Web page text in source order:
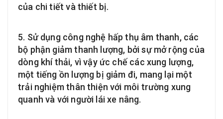
của chi tiết và thiết bị.
5. Sử dụng công nghệ hấp thụ âm thanh, các
bộ phận giảm thanh lượng, bởi sự mở rộng của
dòng khí thải, vì vậy ức chế các xung lượng,
một tiếng ồn lượng bị giảm đi, mang lại một
trải nghiệm thân thiện với môi trường xung
quanh và với người lái xe nâng.